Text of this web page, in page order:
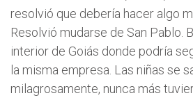
resolvió que debería hacer algo
Resolvió mudarse de San Pablo.
interior de Goiás donde podría
la misma empresa. Las niñas se
milagrosamente, nunca más